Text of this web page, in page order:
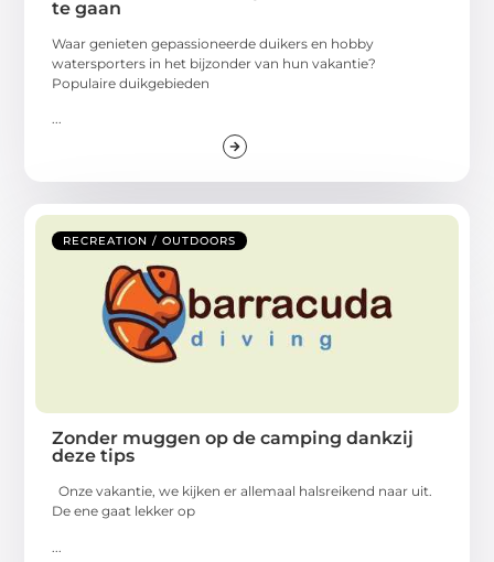
te gaan
Waar genieten gepassioneerde duikers en hobby
watersporters in het bijzonder van hun vakantie?
Populaire duikgebieden
...
RECREATION / OUTDOORS
Zonder muggen op de camping dankzij
deze tips
Onze vakantie, we kijken er allemaal halsreikend naar uit.
De ene gaat lekker op